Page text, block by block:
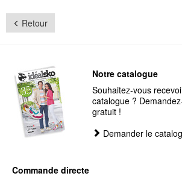
Retour
Notre catalogue
Souhaitez-vous
catalogue ?
gratuit !
Demander le
Commande directe